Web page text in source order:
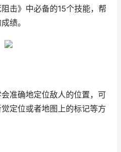
击》中必备的15个技能，帮
绩。
准确地定位敌人的位置，可
定位或者地图上的标记等方